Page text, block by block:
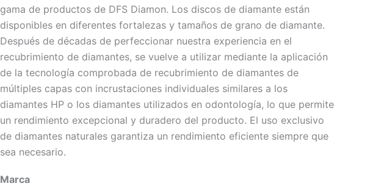
gama de productos de DFS Diamon. Los discos de diamante están
disponibles en diferentes fortalezas y tamaños de grano de diamante.
Después de décadas de perfeccionar nuestra experiencia en el
recubrimiento de diamantes, se vuelve a utilizar mediante la aplicación
de la tecnología comprobada de recubrimiento de diamantes de
múltiples capas con incrustaciones individuales similares a los
diamantes HP o los diamantes utilizados en odontología, lo que permite
un rendimiento excepcional y duradero del producto. El uso exclusivo
de diamantes naturales garantiza un rendimiento eficiente siempre que
sea necesario.
Marca